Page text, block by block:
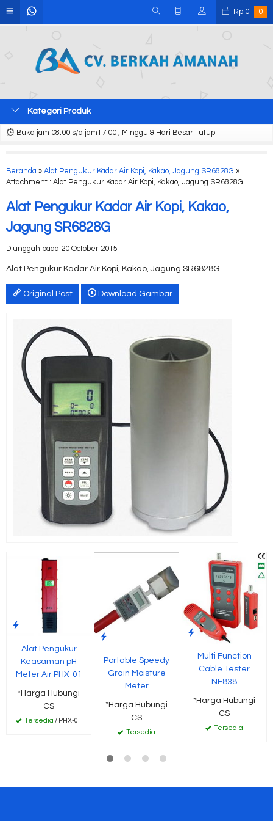
Rp 0 0
Kategori Produk
Buka jam 08.00 s/d jam17.00 , Minggu & Hari Besar Tutup
Beranda » Alat Pengukur Kadar Air Kopi, Kakao, Jagung SR6828G »
Attachment : Alat Pengukur Kadar Air Kopi, Kakao, Jagung SR6828G
Alat Pengukur Kadar Air Kopi, Kakao,
Jagung SR6828G
Diunggah pada 20 October 2015
Alat Pengukur Kadar Air Kopi, Kakao, Jagung SR6828G
Original Post Download Gambar
Alat Pengukur
Keasaman pH
Meter Air PHX-01
*Harga Hubungi
CS
Tersedia / PHX-01
Portable Speedy
Grain Moisture
Meter
*Harga Hubungi
CS
Tersedia
Multi Function
Cable Tester
NF838
*Harga Hubungi
CS
Tersedia